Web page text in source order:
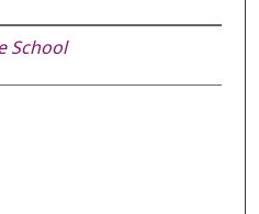
School